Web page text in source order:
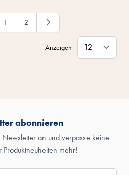
Du liest gerade die Seite
1 Seite
2
Anzeigen
abonnieren
an und verpasse keine
mehr!